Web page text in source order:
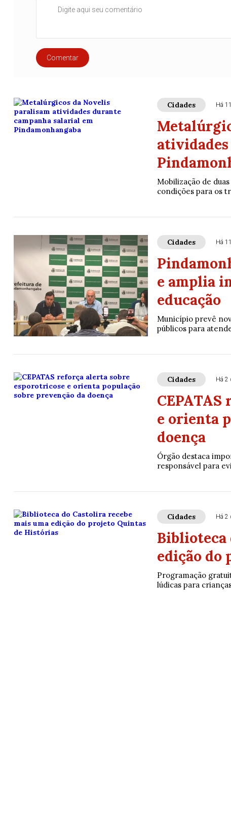
Comentar
Cidades Há
Mobilização de
condições para os
Cidades Há
e amplia
educação
Município prevê
públicos para
Cidades Há 2
e orienta
doença
Órgão destaca
responsável para
Cidades Há 2
Biblioteca
edição do
Programação
lúdicas para